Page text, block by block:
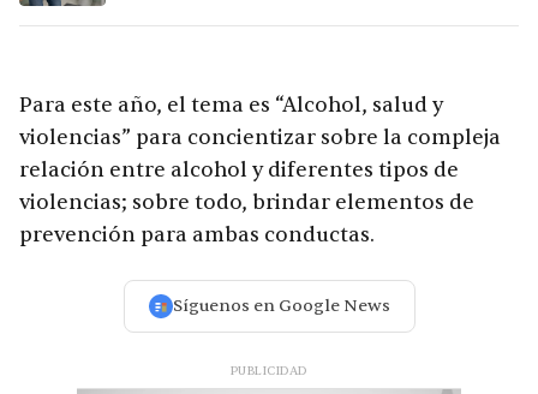
Para este año, el tema es “Alcohol, salud y
violencias” para concientizar sobre la compleja
relación entre alcohol y diferentes tipos de
violencias; sobre todo, brindar elementos de
prevención para ambas conductas.
Síguenos en Google News
PUBLICIDAD